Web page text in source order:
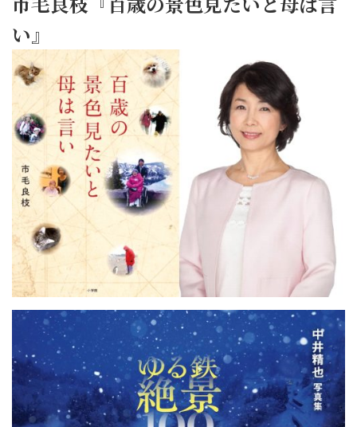
い』